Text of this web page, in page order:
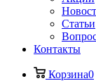
Статьи
Контакты
Корзина0